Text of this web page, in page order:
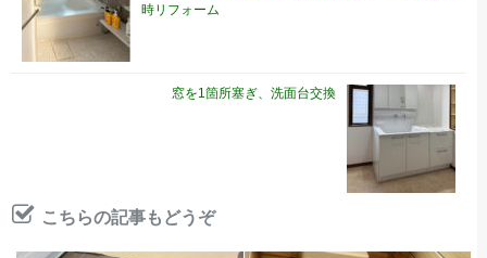
時リフォーム
窓を1箇所塞ぎ、洗面台交換
こちらの記事もどうぞ